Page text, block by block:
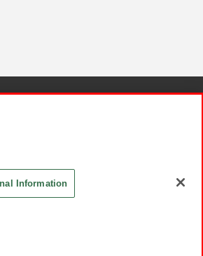
Information